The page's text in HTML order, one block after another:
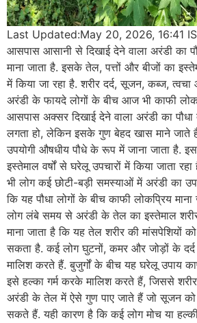
Last Updated:May 20, 2026, 16:41
आसपास आसानी से दिखाई देने वाला अरंडी का
माना जाता है. इसके तेल, पत्तों और बीजों का
में किया जा रहा है. शरीर दर्द, सूजन, कब्ज,
अरंडी के फायदे लोगों के बीच आज भी काफी
आसपास अक्सर दिखाई देने वाला अरंडी का
लगता हो, लेकिन इसके गुण बेहद खास माने जाते
उपयोगी औषधीय पौधे के रूप में जाना जाता है.
इस्तेमाल वर्षों से घरेलू उपचारों में किया जाता
भी लोग कई छोटी-बड़ी समस्याओं में अरंडी का
कि यह पौधा लोगों के बीच काफी लोकप्रिय माना
लोग लंबे समय से अरंडी के तेल का इस्तेमाल
माना जाता है कि यह तेल शरीर की मांसपेशियों
सकता है. कई लोग घुटनों, कमर और जोड़ों के
मालिश करते हैं. बुजुर्गों के बीच यह घरेलू उपाय
इसे हल्का गर्म करके मालिश करते हैं, जिससे
अरंडी के तेल में ऐसे गुण पाए जाते हैं जो सूजन
सकते हैं. यही कारण है कि कई लोग मोच या